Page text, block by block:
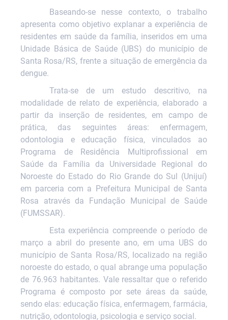
Baseando-se nesse contexto, o trabalho
apresenta como objetivo explanar a experiência de
residentes em saúde da família, inseridos em uma
Unidade Básica de Saúde (UBS) do município de
Santa Rosa/RS, frente a situação de emergência da
dengue.
Trata-se de um estudo descritivo, na
modalidade de relato de experiência, elaborado a
partir da inserção de residentes, em campo de
prática, das seguintes áreas: enfermagem,
odontologia e educação física, vinculados ao
Programa de Residência Multiprofissional em
Saúde da Família da Universidade Regional do
Noroeste do Estado do Rio Grande do Sul (Unijuí)
em parceria com a Prefeitura Municipal de Santa
Rosa através da Fundação Municipal de Saúde
(FUMSSAR).
Esta experiência compreende o período de
março a abril do presente ano, em uma UBS do
município de Santa Rosa/RS, localizado na região
noroeste do estado, o qual abrange uma população
de 76.963 habitantes. Vale ressaltar que o referido
Programa é composto por sete áreas da saúde,
sendo elas: educação física, enfermagem, farmácia,
nutrição, odontologia, psicologia e serviço social.